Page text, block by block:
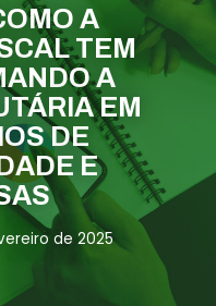
e Fiscal
A
TEM
A
EM
DE
E
de 2025